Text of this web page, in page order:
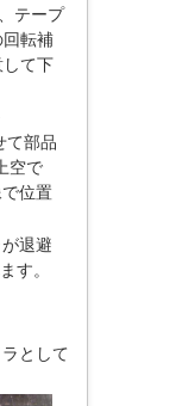
テープ
回転補
て下
て部品
空で
位置
退避
す。
として